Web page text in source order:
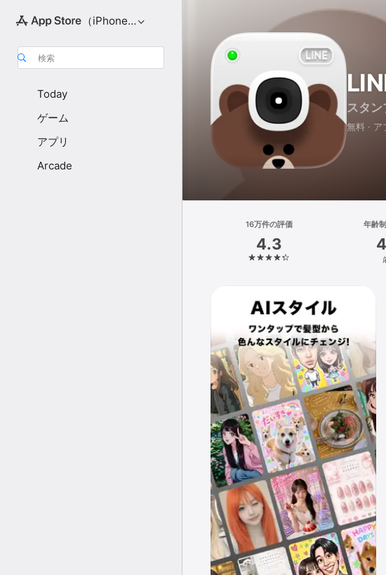
（iPhone向け）
検索
Today
ゲーム
アプリ
Arcade
スタ
無料 · ア
16万件の評価
4.3
年齢